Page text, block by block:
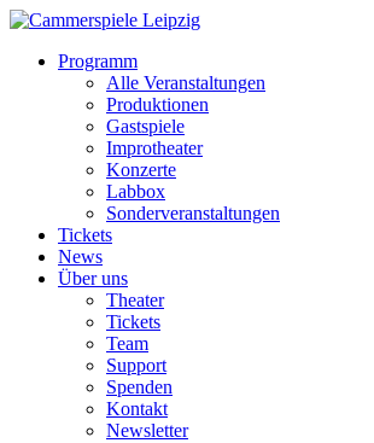
Programm
Alle Veranstaltungen
Produktionen
Gastspiele
Improtheater
Konzerte
Labbox
Sonderveranstaltungen
Tickets
News
Über uns
Theater
Tickets
Team
Support
Spenden
Kontakt
Newsletter